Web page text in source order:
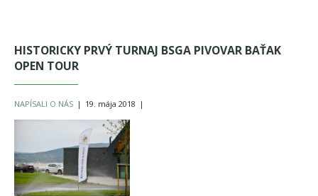
HISTORICKY PRVÝ TURNAJ BSGA PIVOVAR BAŤAK
OPEN TOUR
NAPÍSALI O NÁS | 19. mája 2018 |